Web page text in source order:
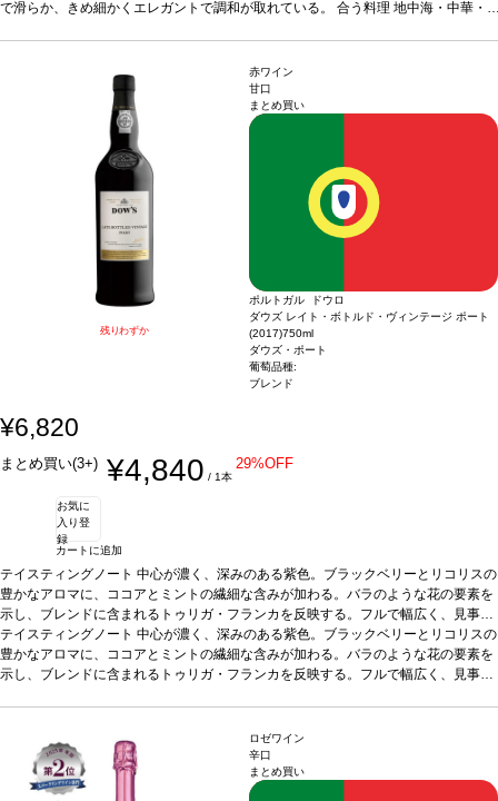
庫切れの場合、在庫があり価格が同様の場合は自動的に次のヴィンテージに変更さ
で滑らか、きめ細かくエレガントで調和が取れている。 合う料理 地中海・中華・
庫切れの場合、在庫があり価格が同様の場合は自動的に次のヴィンテージに変更さ
れます、ご了承ください。
残りわずか
赤ワイン
甘口
まとめ買い
ポルトガル ドウロ
ダウズ レイト・ボトルド・ヴィンテージ ポート
(2017)750ml
ダウズ・ポート
葡萄品種:
ブレンド
¥6,820
まとめ買い(3+) ¥4,840 / 1本
29%OFF
お気に
入り登
録
カートに追加
テイスティングノート 中心が濃く、深みのある紫色。ブラックベリーとリコリスの
豊かなアロマに、ココアとミントの繊細な含みが加わる。バラのような花の要素を
示し、ブレンドに含まれるトゥリガ・フランカを反映する。フルで幅広く、見事に
凝縮と力強さがあり、滑らかな組成が支え、上質な胡椒のようなタンニンの軸があ
る。長くスパイシーな後味は、ダウズのトレードマークであるドライなエッジを伴
う。合う料理濃厚なチーズ、チョコレートのデザート、赤や黒果実のチーズケー
*本ヴィンテージが在庫切れの場合、在庫があり
価格が同様の場合は自動的に次のヴィンテージに変更されますのでご了承くださ
テイスティングノート 中心が濃く、深みのある紫色。ブラックベリーとリコリスの
豊かなアロマに、ココアとミントの繊細な含みが加わる。バラのような花の要素を
示し、ブレンドに含まれるトゥリガ・フランカを反映する。フルで幅広く、見事に
濃厚なチーズ、チョコレートのデザート、赤や黒果実のチーズケー
キなどと好相性
葡萄品種
トゥリガ・ナシオナル、トゥリガ・フランカ、ティン
タ・バロッカ、ティンタ・ロリス、ティンタ・アマレラなど、ドウロ・ヴァレーの
伝統的な黒ぶどう品種のブレンド
*本ヴィンテージが在庫切れの場合、在庫があり
ロゼワイン
辛口
まとめ買い